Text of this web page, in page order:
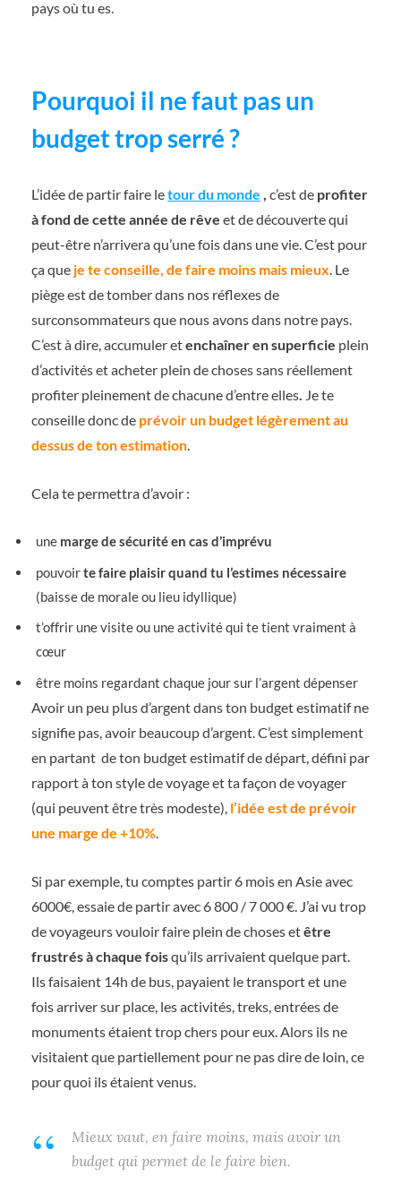
pays où tu es.
Pourquoi il ne faut pas un
budget trop serré ?
L’idée de partir faire letour du monde , c’est de profiter
à fond de cette année de rêve et de découverte qui
peut-être n’arrivera qu’une fois dans une vie. C’est pour
ça que je te conseille, de faire moins mais mieux. Le
piège est de tomber dans nos réflexes de
surconsommateurs que nous avons dans notre pays.
C’est à dire, accumuler etenchaîner en superficie plein
d’activités et acheter plein de choses sans réellement
profiter pleinement de chacune d’entre elles. Je te
conseille donc de prévoir un budget légèrement au
dessus de ton estimation.
Cela te permettra d’avoir :
une marge de sécurité en cas d’imprévu
pouvoirte faire plaisir quand tu l’estimes nécessaire
(baisse de morale ou lieu idyllique)
t’offrir une visite ou une activité qui te tient vraiment à
cœur
être moins regardant chaque jour sur l’argent dépenser
Avoir un peu plus d’argent dans ton budget estimatif ne
signifie pas, avoir beaucoup d’argent. C’est simplement
en partant de ton budget estimatif de départ, défini par
rapport à ton style de voyage et ta façon de voyager
(qui peuvent être très modeste), l’idée est de prévoir
une marge de +10%
Si par exemple, tu comptes partir 6 mois en Asie avec
6000€, essaie de partir avec 6 800 / 7 000 €. J’ai vu trop
de voyageurs vouloir faire plein de choses etêtre
frustrés à chaque foisqu’ils arrivaient quelque part.
Ils faisaient 14h de bus, payaient le transport et une
fois arriver sur place, les activités, treks, entrées de
monuments étaient trop chers pour eux. Alors ils ne
visitaient que partiellement pour ne pas dire de loin, ce
pour quoi ils étaient venus.
Mieux vaut, en faire moins, mais avoir un
budget qui permet de le faire bien.